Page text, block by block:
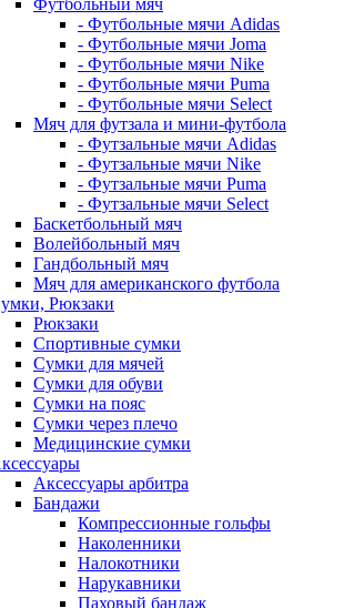
Футбольный мяч
- Футбольные мячи Adidas
- Футбольные мячи Joma
- Футбольные мячи Nike
- Футбольные мячи Puma
- Футбольные мячи Select
Мяч для футзала и мини-футбола
- Футзальные мячи Adidas
- Футзальные мячи Nike
- Футзальные мячи Puma
- Футзальные мячи Select
Баскетбольный мяч
Волейбольный мяч
Гандбольный мяч
Мяч для американского футбола
Рюкзаки
Рюкзаки
Спортивные сумки
Сумки для мячей
Сумки для обуви
Сумки на пояс
Сумки через плечо
Медицинские сумки
Аксессуары арбитра
Бандажи
Компрессионные гольфы
Наколенники
Налокотники
Нарукавники
Паховый бандаж